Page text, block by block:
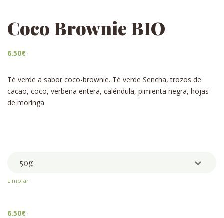
Coco Brownie BIO
6.50€
Té verde a sabor coco-brownie. Té verde Sencha, trozos de
cacao, coco, verbena entera, caléndula, pimienta negra, hojas
de moringa
Limpiar
6.50€